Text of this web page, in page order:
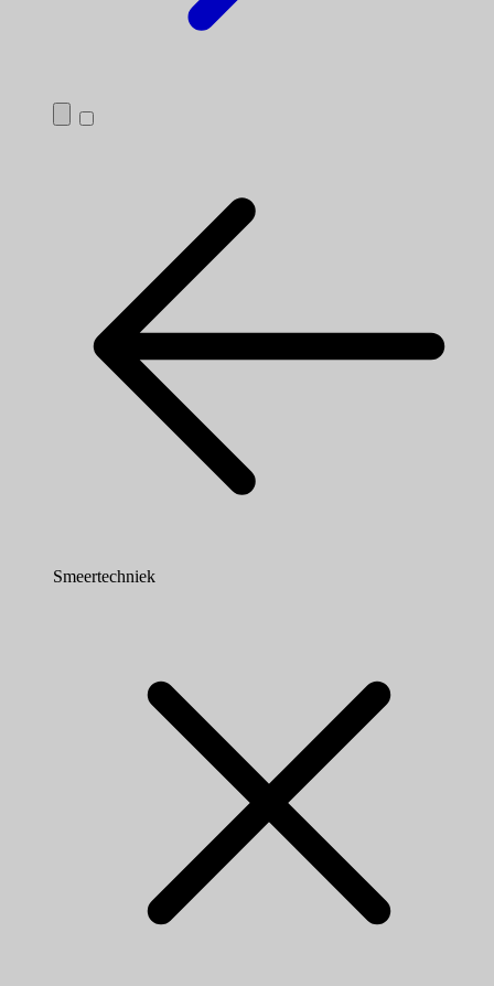
Smeertechniek